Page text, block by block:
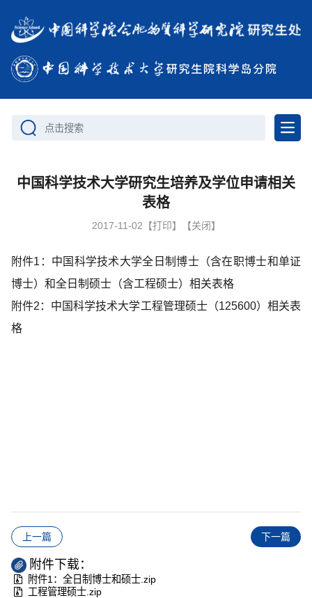
点击搜索
中国科学技术大学研究生培养及学位申请相关
表格
2017-11-02 【打印】 【关闭】
附件1：中国科学技术大学全日制博士（含在职博士和单证
博士）和全日制硕士（含工程硕士）相关表格
附件2：中国科学技术大学工程管理硕士（125600）相关表
格
上一篇 下一篇
附件下载：
附件1：全日制博士和硕士.zip
工程管理硕士.zip